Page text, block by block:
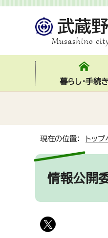
暮らし・手続き
現在の位置： トッ
情報公開